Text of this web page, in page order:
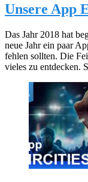
Unsere App
Das Jahr 2018 hat
neue Jahr ein paar
fehlen sollten. Die
vieles zu entdecken.